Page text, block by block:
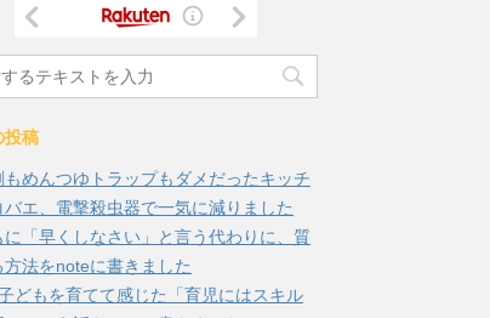
投稿
もめんつゆトラップもダメだったキッチ
バエ、電撃殺虫器で一気に減りました
に「早くしなさい」と言う代わりに、質
方法をnoteに書きました
どもを育てて感じた「育児にはスキル